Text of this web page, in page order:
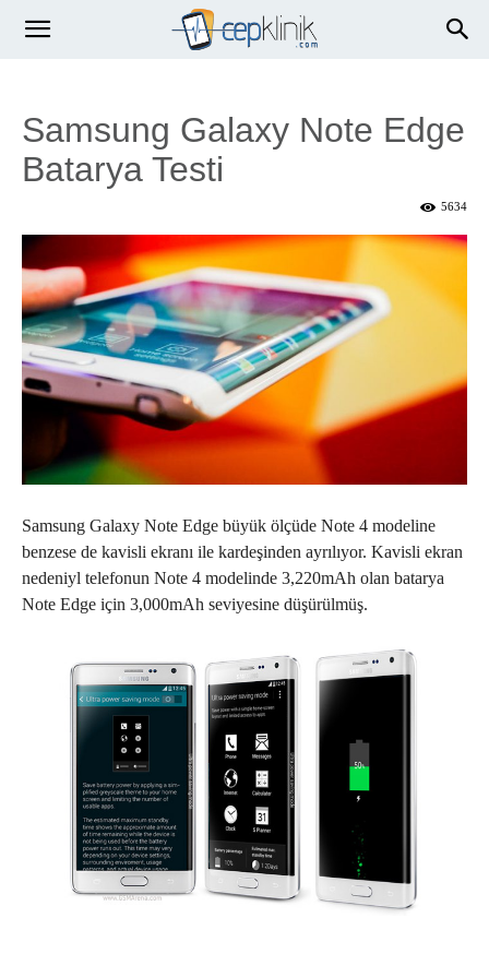
Samsung Galaxy Note Edge
Batarya Testi
5634
Samsung Galaxy Note Edge büyük ölçüde Note 4 modeline
benzese de kavisli ekranı ile kardeşinden ayrılıyor. Kavisli ekran
nedeniyl telefonun Note 4 modelinde 3,220mAh olan batarya
Note Edge için 3,000mAh seviyesine düşürülmüş.